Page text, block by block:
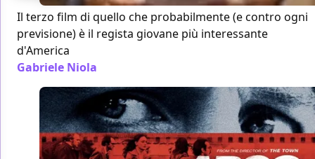
Il terzo film di quello che probabilmente (e contro ogni
previsione) è il regista giovane più interessante
d'America
Gabriele Niola